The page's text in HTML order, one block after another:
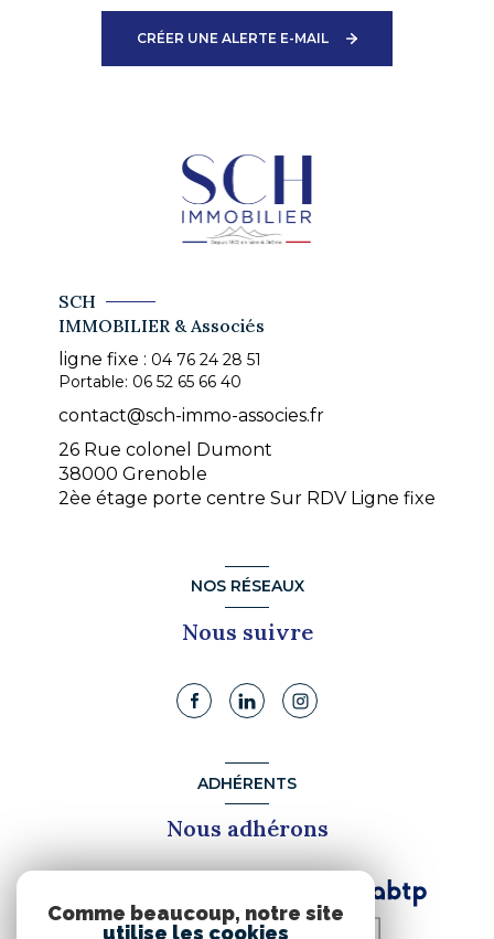
CRÉER UNE ALERTE E-MAIL
SCH
IMMOBILIER & Associés
ligne fixe : 04 76 24 28 51
Portable: 06 52 65 66 40
contact@sch-immo-associes.fr
26 Rue colonel Dumont
38000 Grenoble
2èe étage porte centre Sur RDV Ligne fixe
NOS RÉSEAUX
Nous suivre
ADHÉRENTS
Nous adhérons
Comme beaucoup, notre site
utilise les cookies